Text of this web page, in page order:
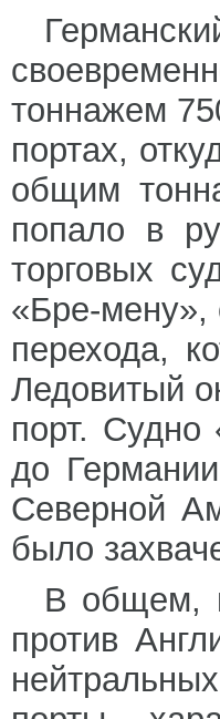
тоннажем
портах,
общим
попало в
торговых
«Бре-мену»,
перехода,
Ледовитый
порт. Судно
до
Северной
было
В общем,
против